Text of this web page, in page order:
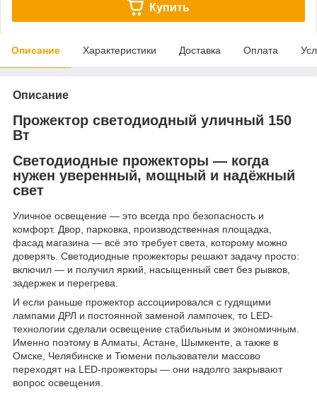
Купить
Описание Характеристики Доставка Оплата
Описание
Прожектор светодиодный уличный 150
Вт
Светодиодные прожекторы — когда
нужен уверенный, мощный и надёжный
свет
Уличное освещение — это всегда про безопасность и
комфорт. Двор, парковка, производственная площадка,
фасад магазина — всё это требует света, которому можно
доверять. Светодиодные прожекторы решают задачу просто:
включил — и получил яркий, насыщенный свет без рывков,
задержек и перегрева.
И если раньше прожектор ассоциировался с гудящими
лампами ДРЛ и постоянной заменой лампочек, то LED-
технологии сделали освещение стабильным и экономичным.
Именно поэтому в Алматы, Астане, Шымкенте, а также в
Омске, Челябинске и Тюмени пользователи массово
переходят на LED-прожекторы — они надолго закрывают
вопрос освещения.